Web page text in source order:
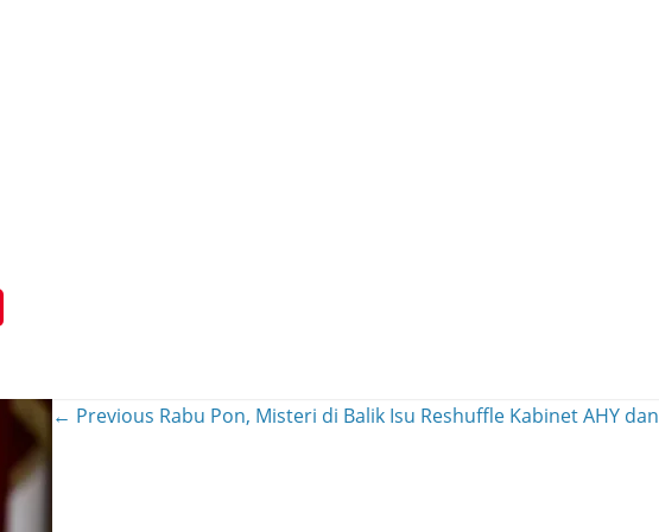
← Previous Rabu Pon, Misteri di Balik Isu Reshuffle Kabinet AHY dan